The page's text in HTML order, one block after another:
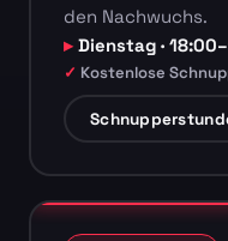
den Nachwuchs.
Dienstag ·
Kostenlose